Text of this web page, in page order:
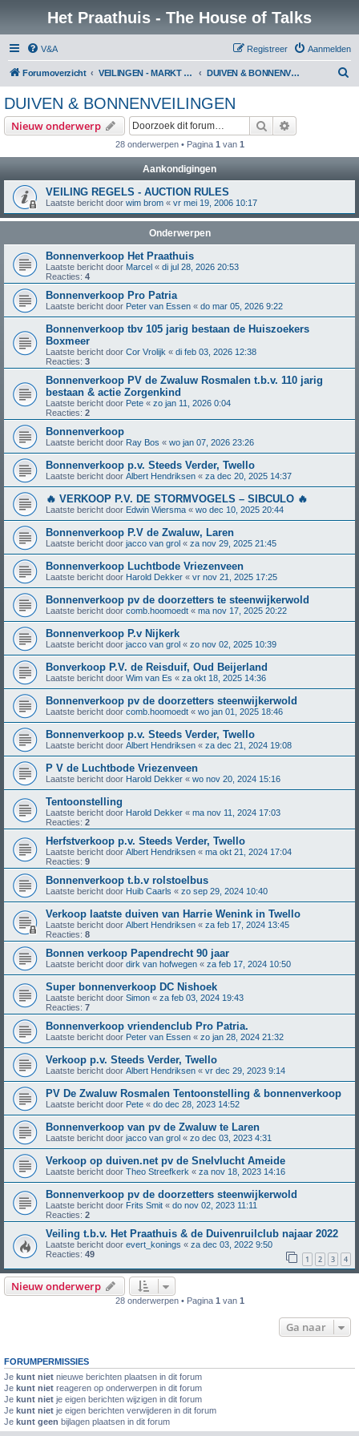
Het Praathuis - The House of Talks
V&A Aanmelden
Registreer
Forumoverzicht VEILINGEN - MARKT - SPORTNIEUWS DUIVEN & BONNENVEILINGEN
DUIVEN & BONNENVEILINGEN
Nieuw onderwerp Zoek
28 onderwerpen • Pagina 1 van 1
Aankondigingen
VEILING REGELS - AUCTION RULES
Laatste bericht door wim brom « vr mei 19, 2006 10:17
Onderwerpen
Bonnenverkoop Het Praathuis
Laatste bericht door Marcel « di jul 28, 2026 20:53
Reacties: 4
Bonnenverkoop Pro Patria
Laatste bericht door Peter van Essen « do mar 05, 2026 9:22
Bonnenverkoop tbv 105 jarig bestaan de Huiszoekers
Boxmeer
Laatste bericht door Cor Vrolijk « di feb 03, 2026 12:38
Reacties: 3
Bonnenverkoop PV de Zwaluw Rosmalen t.b.v. 110 jarig
bestaan & actie Zorgenkind
Laatste bericht door Pete « zo jan 11, 2026 0:04
Reacties: 2
Bonnenverkoop
Laatste bericht door Ray Bos « wo jan 07, 2026 23:26
Bonnenverkoop p.v. Steeds Verder, Twello
Laatste bericht door Albert Hendriksen « za dec 20, 2025 14:37
🔥 VERKOOP P.V. DE STORMVOGELS – SIBCULO 🔥
Laatste bericht door Edwin Wiersma « wo dec 10, 2025 20:44
Bonnenverkoop P.V de Zwaluw, Laren
Laatste bericht door jacco van grol « za nov 29, 2025 21:45
Bonnenverkoop Luchtbode Vriezenveen
Laatste bericht door Harold Dekker « vr nov 21, 2025 17:25
Bonnenverkoop pv de doorzetters te steenwijkerwold
Laatste bericht door comb.hoomoedt « ma nov 17, 2025 20:22
Bonnenverkoop P.v Nijkerk
Laatste bericht door jacco van grol « zo nov 02, 2025 10:39
Bonverkoop P.V. de Reisduif, Oud Beijerland
Laatste bericht door Wim van Es « za okt 18, 2025 14:36
Bonnenverkoop pv de doorzetters steenwijkerwold
Laatste bericht door comb.hoomoedt « wo jan 01, 2025 18:46
Bonnenverkoop p.v. Steeds Verder, Twello
Laatste bericht door Albert Hendriksen « za dec 21, 2024 19:08
P V de Luchtbode Vriezenveen
Laatste bericht door Harold Dekker « wo nov 20, 2024 15:16
Tentoonstelling
Laatste bericht door Harold Dekker « ma nov 11, 2024 17:03
Reacties: 2
Herfstverkoop p.v. Steeds Verder, Twello
Laatste bericht door Albert Hendriksen « ma okt 21, 2024 17:04
Reacties: 9
Bonnenverkoop t.b.v rolstoelbus
Laatste bericht door Huib Caarls « zo sep 29, 2024 10:40
Verkoop laatste duiven van Harrie Wenink in Twello
Laatste bericht door Albert Hendriksen « za feb 17, 2024 13:45
Reacties: 8
Bonnen verkoop Papendrecht 90 jaar
Laatste bericht door dirk van hofwegen « za feb 17, 2024 10:50
Super bonnenverkoop DC Nishoek
Laatste bericht door Simon « za feb 03, 2024 19:43
Reacties: 7
Bonnenverkoop vriendenclub Pro Patria.
Laatste bericht door Peter van Essen « zo jan 28, 2024 21:32
Verkoop p.v. Steeds Verder, Twello
Laatste bericht door Albert Hendriksen « vr dec 29, 2023 9:14
PV De Zwaluw Rosmalen Tentoonstelling & bonnenverkoop
Laatste bericht door Pete « do dec 28, 2023 14:52
Bonnenverkoop van pv de Zwaluw te Laren
Laatste bericht door jacco van grol « zo dec 03, 2023 4:31
Verkoop op duiven.net pv de Snelvlucht Ameide
Laatste bericht door Theo Streefkerk « za nov 18, 2023 14:16
Bonnenverkoop pv de doorzetters steenwijkerwold
Laatste bericht door Frits Smit « do nov 02, 2023 11:11
Reacties: 2
Veiling t.b.v. Het Praathuis & de Duivenruilclub najaar 2022
Laatste bericht door evert_konings « za dec 03, 2022 9:50
Reacties: 49 1 2 3 4
Nieuw onderwerp
28 onderwerpen • Pagina 1 van 1
Ga naar
FORUMPERMISSIES
Je kunt niet nieuwe berichten plaatsen in dit forum
Je kunt niet reageren op onderwerpen in dit forum
Je kunt niet je eigen berichten wijzigen in dit forum
Je kunt niet je eigen berichten verwijderen in dit forum
Je kunt geen bijlagen plaatsen in dit forum